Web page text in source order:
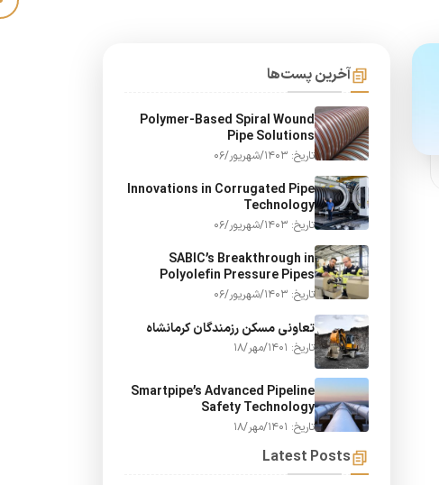
آخرین پست‌ها
Polymer-Based Spiral Wound
Pipe Solutions
تاریخ: 1403/شهریور/06
Innovations in Corrugated Pipe
Technology
تاریخ: 1403/شهریور/06
SABIC’s Breakthrough in
Polyolefin Pressure Pipes
تاریخ: 1403/شهریور/06
تعاونی مسکن رزمندگان کرمانشاه
تاریخ: 1401/مهر/18
Smartpipe’s Advanced Pipeline
Safety Technology
تاریخ: 1401/مهر/18
Latest Posts